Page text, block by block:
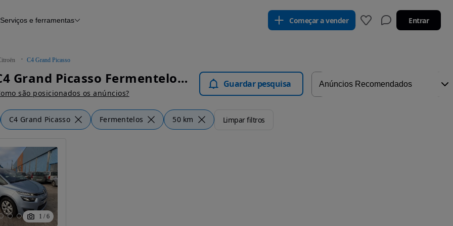
Histórico do veículo
Serviços e ferramentas Começar a vender Entrar
C4 Grand Picasso
Citroën C4 Grand Picasso Fermentelos - Carros
são posicionados os anúncios?
Guardar pesquisa
C4 Grand Picasso Fermentelos 50 km Limpar filtros
1 / 6